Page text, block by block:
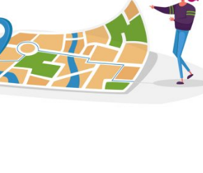
и Артём
области
активно ведут
Ликино-Дулёво